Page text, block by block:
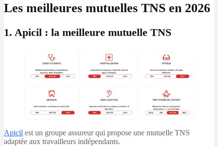
Les meilleures mutuelles TNS en 2026
1. Apicil : la meilleure mutuelle TNS
Apicil est un groupe assureur qui propose une mutuelle TNS
adaptée aux travailleurs indépendants.